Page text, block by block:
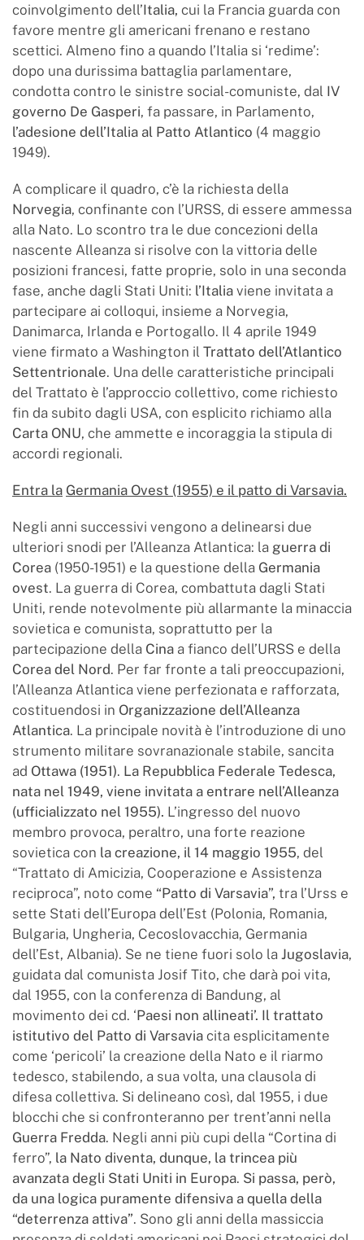
coinvolgimento dell’Italia, cui la Francia guarda con
favore mentre gli americani frenano e restano
scettici. Almeno fino a quando l’Italia si ‘redime’:
dopo una durissima battaglia parlamentare,
condotta contro le sinistre social-comuniste, dal IV
governo De Gasperi, fa passare, in Parlamento,
l’adesione dell’Italia al Patto Atlantico (4 maggio
1949).
A complicare il quadro, c’è la richiesta della
Norvegia, confinante con l’URSS, di essere ammessa
alla Nato. Lo scontro tra le due concezioni della
nascente Alleanza si risolve con la vittoria delle
posizioni francesi, fatte proprie, solo in una seconda
fase, anche dagli Stati Uniti: l’Italia viene invitata a
partecipare ai colloqui, insieme a Norvegia,
Danimarca, Irlanda e Portogallo. Il 4 aprile 1949
viene firmato a Washington il Trattato dell’Atlantico
Settentrionale. Una delle caratteristiche principali
del Trattato è l’approccio collettivo, come richiesto
fin da subito dagli USA, con esplicito richiamo alla
Carta ONU, che ammette e incoraggia la stipula di
accordi regionali.
Entra la Germania Ovest (1955) e il patto di Varsavia.
Negli anni successivi vengono a delinearsi due
ulteriori snodi per l’Alleanza Atlantica: la guerra di
Corea (1950-1951) e la questione della Germania
ovest. La guerra di Corea, combattuta dagli Stati
Uniti, rende notevolmente più allarmante la minaccia
sovietica e comunista, soprattutto per la
partecipazione della Cina a fianco dell’URSS e della
Corea del Nord. Per far fronte a tali preoccupazioni,
l’Alleanza Atlantica viene perfezionata e rafforzata,
costituendosi in Organizzazione dell’Alleanza
Atlantica. La principale novità è l’introduzione di uno
strumento militare sovranazionale stabile, sancita
ad Ottawa (1951). La Repubblica Federale Tedesca,
nata nel 1949, viene invitata a entrare nell’Alleanza
(ufficializzato nel 1955). L’ingresso del nuovo
membro provoca, peraltro, una forte reazione
sovietica con la creazione, il 14 maggio 1955, del
“Trattato di Amicizia, Cooperazione e Assistenza
reciproca”, noto come “Patto di Varsavia”, tra l’Urss e
sette Stati dell’Europa dell’Est (Polonia, Romania,
Bulgaria, Ungheria, Cecoslovacchia, Germania
dell’Est, Albania). Se ne tiene fuori solo la Jugoslavia,
guidata dal comunista Josif Tito, che darà poi vita,
dal 1955, con la conferenza di Bandung, al
movimento dei cd. ‘Paesi non allineati’. Il trattato
istitutivo del Patto di Varsavia cita esplicitamente
come ‘pericoli’ la creazione della Nato e il riarmo
tedesco, stabilendo, a sua volta, una clausola di
difesa collettiva. Si delineano così, dal 1955, i due
blocchi che si confronteranno per trent’anni nella
Guerra Fredda. Negli anni più cupi della “Cortina di
ferro”, la Nato diventa, dunque, la trincea più
avanzata degli Stati Uniti in Europa. Si passa, però,
da una logica puramente difensiva a quella della
“deterrenza attiva”. Sono gli anni della massiccia